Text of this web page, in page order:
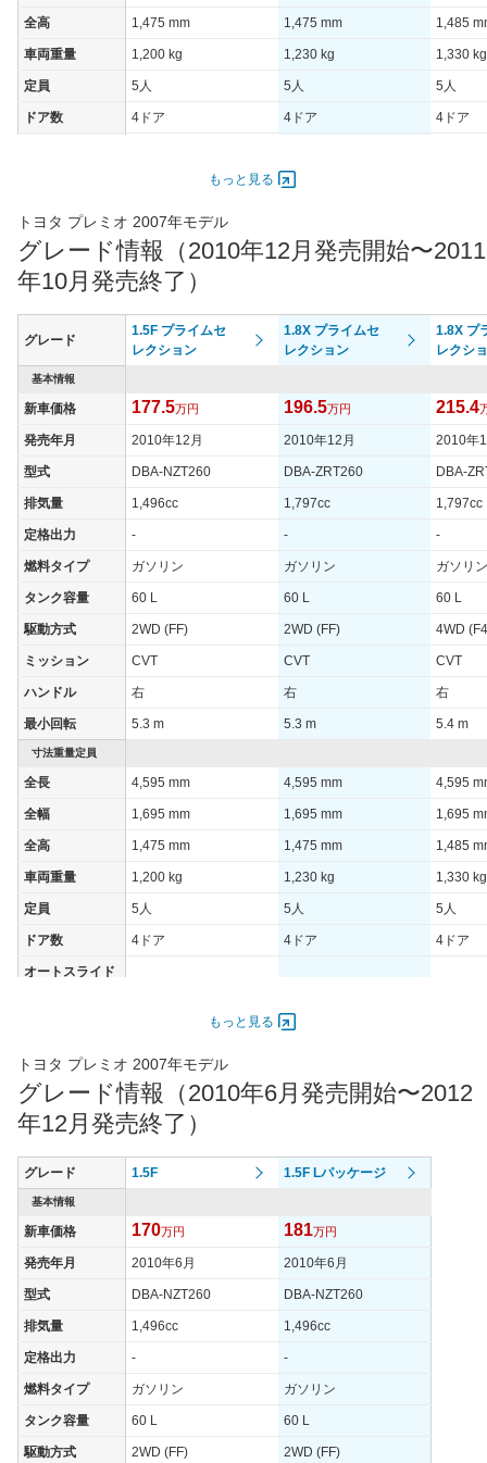
全高 1,475 mm 1,475 mm 1,485
車両重量 1,200 kg 1,230 kg 1,330 kg
定員 5人 5人 5人
ドア数 4ドア 4ドア 4ドア
最高出力 81.00 [110]/ 6,000
最高トルク 140 [14.3]/ 4,400 176 [17.9]/ 4,400 164
過給機 -
タイヤ
タイヤサイズ
(前)
185/65R15 88S 185/65R15 88S 195/
タイヤサイズ
(後)
185/65R15 88S 185/65R15 88S 195/
燃費
WLTCモード - - -
WLTCモード(市
街地)
WLTCモード(郊
- - -
速道路)
- - -
JC08モード - - -
1015モード 20km/L 18.6km/L 15.6km/
60km定地 - - -
もっと見る
トヨタ プレミオ 2007年モデル
グレード情報（2010年12月発売開始〜2011
年10月発売終了）
グレード
1.5F プライムセ
レクション
1.8X プライムセ
レクション
1.8X プ
レクシ
基本情報
新車価格 177.5万円 196.5万円 215.4
発売年月 2010年12月 2010年12月 2010年
型式 DBA-NZT260 DBA-ZRT260 DBA-
排気量 1,496cc 1,797cc 1,797cc
定格出力 - - -
燃料タイプ ガソリン ガソリン ガソリン
タンク容量 60 L 60 L 60 L
駆動方式 2WD (FF) 2WD (FF) 4WD
ミッション CVT CVT CVT
ハンドル 右 右 右
最小回転 5.3 m 5.3 m 5.4 m
寸法重量定員
全長 4,595 mm 4,595 mm 4,595
全幅 1,695 mm 1,695 mm 1,695
全高 1,475 mm 1,475 mm 1,485
車両重量 1,200 kg 1,230 kg 1,330 kg
定員 5人 5人 5人
ドア数 4ドア 4ドア 4ドア
オートスライド
最高トルク 140 [14.3]/ 4,400 176 [17.9]/ 4,400 164
過給機 -
タイヤサイズ
(前)
185/65R15 88S 185/65R15 88S
タイヤサイズ
(後)
185/65R15 88S 185/65R15 88S
燃費
WLTCモード - -
WLTCモード(市
街地)
WLTCモード(郊
- -
速道路)
- -
もっと見る
トヨタ プレミオ 2007年モデル
グレード情報（2010年6月発売開始〜2012
年12月発売終了）
グレード 1.5F 1.5F Lパッケージ
基本情報
新車価格 170万円 181万円
発売年月 2010年6月 2010年6月
型式 DBA-NZT260 DBA-NZT260
排気量 1,496cc 1,496cc
定格出力 - -
燃料タイプ ガソリン ガソリン
タンク容量 60 L 60 L
駆動方式 2WD (FF) 2WD (FF)